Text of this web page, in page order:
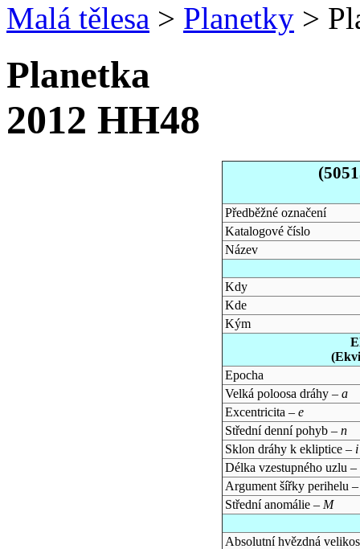
Malá tělesa > Planetky >
Planetka
2012 HH48
Předběžné označení
Katalogové číslo
Název
Kdy
Kde
Kým
Epocha
Velká poloosa dráhy – a
Excentricita – e
Střední denní pohyb – n
Sklon dráhy k ekliptice – i
Délka vzestupného uzlu –
Argument šířky perihelu
Střední anomálie – M
Absolutní hvězdná